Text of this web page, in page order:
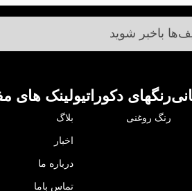
رنگهای دکوراتیو
رنگ روغنی
لینک های
بلاگ
اخبار
درباره ما
تماس باما